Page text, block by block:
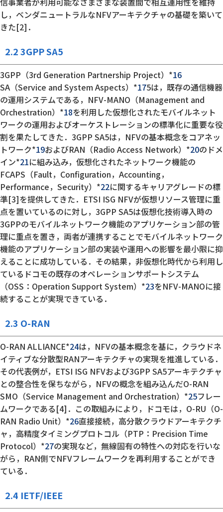
し，ベンダニュートラルなNFVアーキテクチャの基礎を築いて
きた[2]．
2.2 3GPP SA5
3GPP（3rd Generation Partnership Project）*16
SA（Service and System Aspects）*175は，既存の通信機器
の運用システムである，NFV-MANO（Management and
Orchestration）*18を利用した仮想化されたモバイルネット
ワークの運用およびオーケストレーションの標準化に重要な役
割を果たしてきた．3GPP SA5は，NFVの基本概念をコアネッ
トワーク*19およびRAN（Radio Access Network）*20のドメ
イン*21に組み込み，仮想化されたネットワーク機能の
FCAPS（Fault，Configuration，Accounting，
Performance，Security）*22に関するキャリアグレードの標
準[3]を提供してきた．ETSI ISG NFVが仮想リソース管理に重
点を置いているのに対し，3GPP SA5は仮想化技術導入時の
3GPPのモバイルネットワーク機能のアプリケーション部の管
理に重点を置き，両者が連携することでモバイルネットワーク
機能のアプリケーション部の実装や運用への影響を最小限に抑
えることに成功している．その結果，非仮想化時代から利用し
ているドコモの既存のオペレーションサポートシステム
（OSS：Operation Support System）*23をNFV-MANOに接
続することが実現できている．
2.3 O-RAN
O-RAN ALLIANCE*24は，NFVの基本概念を基に，クラウドネ
イティブな分散型RANアーキテクチャの実現を推進している．
その代表例が，ETSI ISG NFVおよび3GPP SA5アーキテクチャ
との整合性を保ちながら，NFVの概念を組み込んだO-RAN
SMO（Service Management and Orchestration）*25フレー
ムワークである[4]．この取組みにより，ドコモは，O-RU（O-
RAN Radio Unit）*26直接接続，高分散クラウドアーキテクチ
ャ，高精度タイミングプロトコル（PTP：Precision Time
Protocol）*27の実現など，無線固有の特性への対応を行いな
がら，RAN側でNFVフレームワークを再利用することができ
ている．
2.4 IETF/IEEE